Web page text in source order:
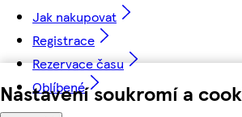
Nastavení soukromí a
Jak nakupovat
Registrace
Rezervace času
Oblíbené